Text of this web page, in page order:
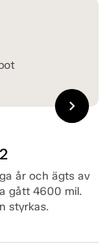
år och ägts av
gått 4600 mil.
styrkas.
chevron_right